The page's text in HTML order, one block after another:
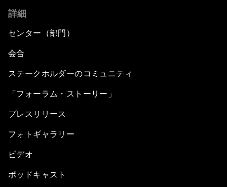
詳細
センター（部門）
会合
ステークホルダーのコミュニティ
「フォーラム・ストーリー」
プレスリリース
フォトギャラリー
ビデオ
ポッドキャスト